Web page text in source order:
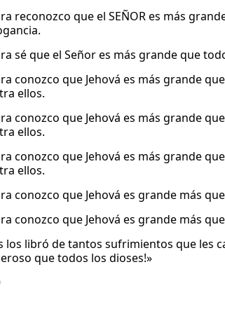
reconozco que el SEÑOR es más
sé que el Señor es más grande que
conozco que Jehová es más grande
ellos.
conozco que Jehová es más grande
ellos.
conozco que Jehová es más grande
ellos.
conozco que Jehová es grande más
conozco que Jehová es grande más
los libró de tantos sufrimientos que les
que todos los dioses!»